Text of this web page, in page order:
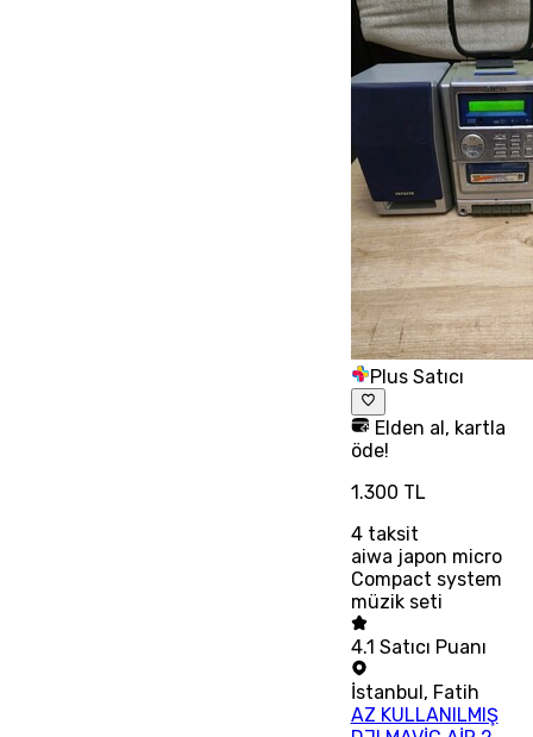
Plus Satıcı
Elden al, kartla
öde!
1.300 TL
4taksit
aiwa japon micro
Compact system
müzik seti
4.1 Satıcı Puanı
İstanbul, Fatih
AZ KULLANILMIŞ